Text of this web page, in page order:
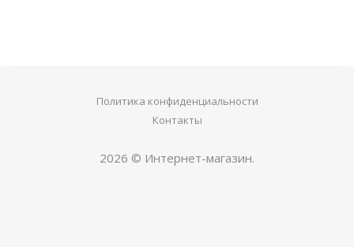
Политика конфиденциальности
Контакты
2026 © Интернет-магазин.